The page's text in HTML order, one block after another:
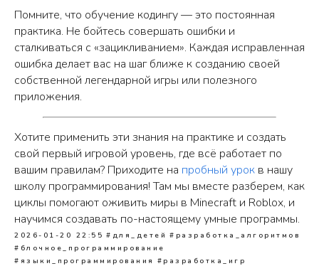
Помните, что обучение кодингу — это постоянная
практика. Не бойтесь совершать ошибки и
сталкиваться с «зацикливанием». Каждая исправленная
ошибка делает вас на шаг ближе к созданию своей
собственной легендарной игры или полезного
приложения.
Хотите применить эти знания на практике и создать
свой первый игровой уровень, где всё работает по
вашим правилам? Приходите на пробный урок в нашу
школу программирования! Там мы вместе разберем, как
циклы помогают оживить миры в Minecraft и Roblox, и
научимся создавать по-настоящему умные программы.
2026-01-20 22:55 #для_детей #разработка_алгоритмов
#блочное_программирование
#языки_программирования #разработка_игр